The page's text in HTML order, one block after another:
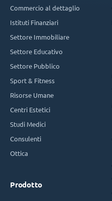
Commercio al dettaglio
Istituti Finanziari
Settore Immobiliare
Settore Educativo
Settore Pubblico
Sport & Fitness
Risorse Umane
Centri Estetici
Studi Medici
Consulenti
Ottica
Prodotto